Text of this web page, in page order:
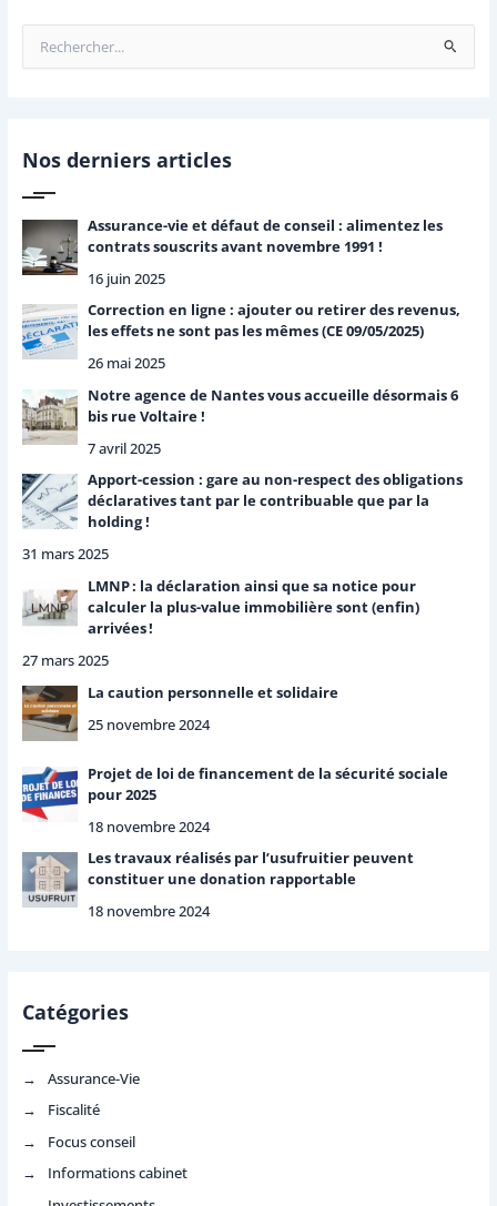
e
r
h
e
r
Nos derniers articles
Assurance-vie et défaut de conseil : alimentez les
contrats souscrits avant novembre 1991 !
16 juin 2025
Correction en ligne : ajouter ou retirer des revenus,
les effets ne sont pas les mêmes (CE 09/05/2025)
26 mai 2025
Notre agence de Nantes vous accueille désormais 6
bis rue Voltaire !
7 avril 2025
Apport-cession : gare au non-respect des obligations
déclaratives tant par le contribuable que par la
holding !
31 mars 2025
LMNP : la déclaration ainsi que sa notice pour
calculer la plus-value immobilière sont (enfin)
arrivées !
27 mars 2025
La caution personnelle et solidaire
25 novembre 2024
Projet de loi de financement de la sécurité sociale
pour 2025
18 novembre 2024
Les travaux réalisés par l’usufruitier peuvent
constituer une donation rapportable
18 novembre 2024
Catégories
Assurance-Vie
Fiscalité
Focus conseil
Informations cabinet